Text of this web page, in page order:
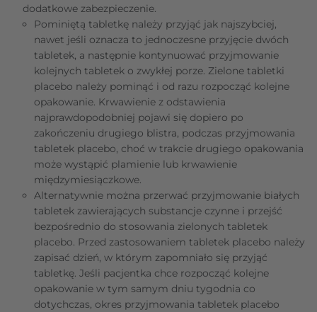
dodatkowe zabezpieczenie.
Pominiętą tabletkę należy przyjąć jak najszybciej,
nawet jeśli oznacza to jednoczesne przyjęcie dwóch
tabletek, a następnie kontynuować przyjmowanie
kolejnych tabletek o zwykłej porze. Zielone tabletki
placebo należy pominąć i od razu rozpocząć kolejne
opakowanie. Krwawienie z odstawienia
najprawdopodobniej pojawi się dopiero po
zakończeniu drugiego blistra, podczas przyjmowania
tabletek placebo, choć w trakcie drugiego opakowania
może wystąpić plamienie lub krwawienie
międzymiesiączkowe.
Alternatywnie można przerwać przyjmowanie białych
tabletek zawierających substancje czynne i przejść
bezpośrednio do stosowania zielonych tabletek
placebo. Przed zastosowaniem tabletek placebo należy
zapisać dzień, w którym zapomniało się przyjąć
tabletkę. Jeśli pacjentka chce rozpocząć kolejne
opakowanie w tym samym dniu tygodnia co
dotychczas, okres przyjmowania tabletek placebo